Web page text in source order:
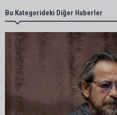
Adana’da aile
miras arsası
Orhan Kemal
Adana’da
Bu Kategorideki Diğer Haberler